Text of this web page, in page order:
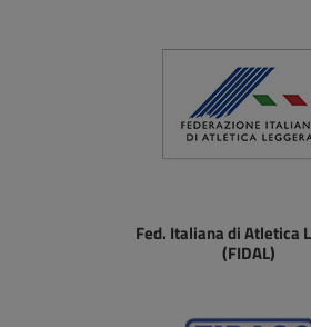
Fed. Italiana di Atletica
(FIDAL)